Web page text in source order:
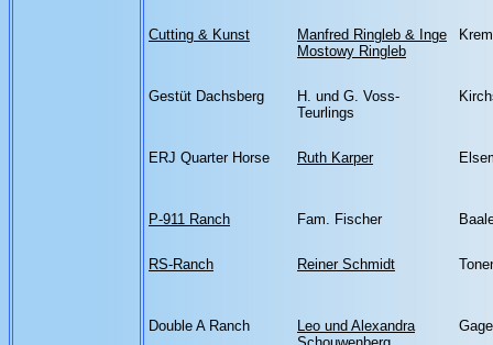
Cutting & Kunst
Manfred Ringleb & Inge
Mostowy Ringleb
Gestüt Dachsberg
H. und G. Voss-
Teurlings
ERJ Quarter Horse Ruth Karper
P-911 Ranch Fam. Fischer
RS-Ranch Reiner Schmidt
Double A Ranch
Leo und Alexandra